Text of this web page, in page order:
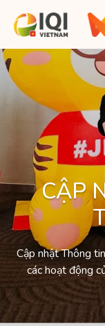
CẬP
Cập nhật Thông
các hoạt động